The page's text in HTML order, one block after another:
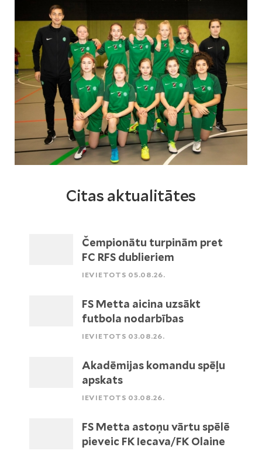
Citas aktualitātes
Čempionātu turpinām pret
FC RFS dublieriem
IEVIETOTS 05.08.26.
FS Metta aicina uzsākt
futbola nodarbības
IEVIETOTS 03.08.26.
Akadēmijas komandu spēļu
apskats
IEVIETOTS 03.08.26.
FS Metta astoņu vārtu spēlē
pieveic FK Iecava/FK Olaine